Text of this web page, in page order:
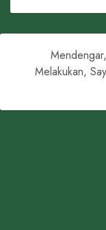
Melakukan,